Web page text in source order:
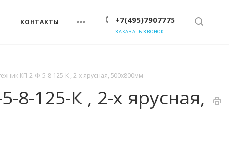
+7(495)7907775
ЗАКАЗАТЬ ЗВОНОК
КОНТАКТЫ
КП-2-Ф-5-8-125-К , 2-х ярусная, 500х800мм
8-125-К , 2-х ярусная,